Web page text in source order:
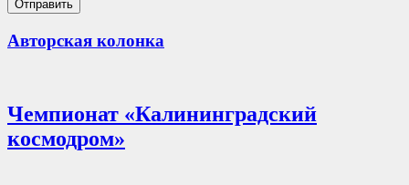
Авторская колонка
Чемпионат «Калининградский
космодром»